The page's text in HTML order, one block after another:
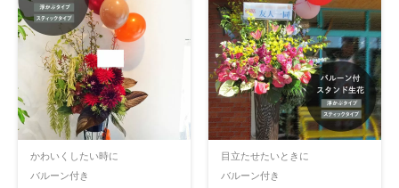
かわいくしたい時に
バルーン付き
目立たせたいときに
バルーン付き